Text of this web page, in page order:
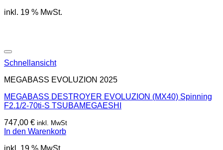
inkl. 19 % MwSt.
Schnellansicht
MEGABASS EVOLUZION 2025
MEGABASS DESTROYER EVOLUZION (MX40) Spinning
F2.1/2-70ti-S TSUBAMEGAESHI
747,00 € inkl. MwSt
In den Warenkorb
inkl. 19 % MwSt.